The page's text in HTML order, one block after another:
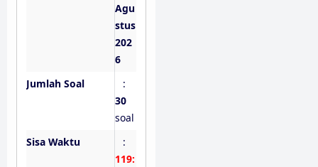
Agu
stus
202
6
Jumlah Soal
:
30
soal
Sisa Waktu
:
119: